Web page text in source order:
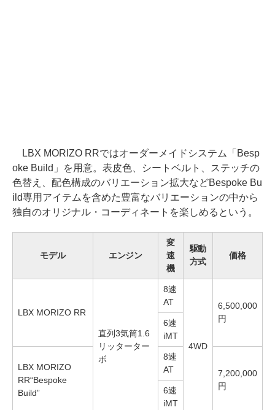
LBX MORIZO RRではオーダーメイドシステム「Besp
oke Build」を用意。表皮色、シートベルト、ステッチの
色替え、配色構成のバリエーション拡大などBespoke Bu
ild専用アイテムを含めた豊富なバリエーションの中から
独自のオリジナル・コーディネートを楽しめるという。
モデル エンジン
変
速
機
駆動
方式
価格
LBX MORIZO RR
直列3気筒1.6
リッターター
ボ
8速
AT
4WD
6,500,000
円
6速
iMT
LBX MORIZO
RR“Bespoke
Build”
8速
AT
7,200,000
円
6速
iMT